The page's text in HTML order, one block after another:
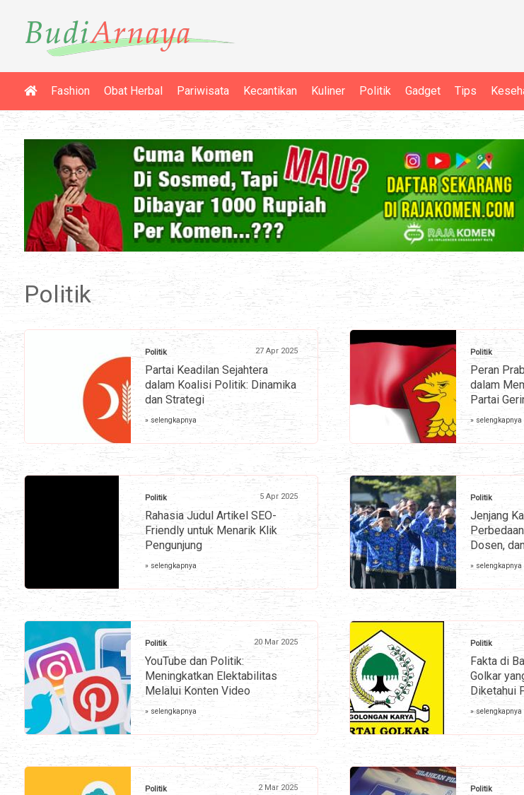
Fashion Obat Herbal Pariwisata Kecantikan Kuliner Politik Gadget Tips
Politik
Politik 27 Apr 2025
Partai Keadilan Sejahtera
dalam Koalisi Politik: Dinamika
dan Strategi
» selengkapnya
Politik
Peran
dalam
Partai
» selengkapnya
Politik 5 Apr 2025
Rahasia Judul Artikel SEO-
Friendly untuk Menarik Klik
Pengunjung
» selengkapnya
Politik
Jenjang
Dosen,
» selengkapnya
Politik 20 Mar 2025
YouTube dan Politik:
Meningkatkan Elektabilitas
Melalui Konten Video
» selengkapnya
Politik
Fakta di
Golkar
Diketahui
» selengkapnya
Politik 2 Mar 2025 Politik